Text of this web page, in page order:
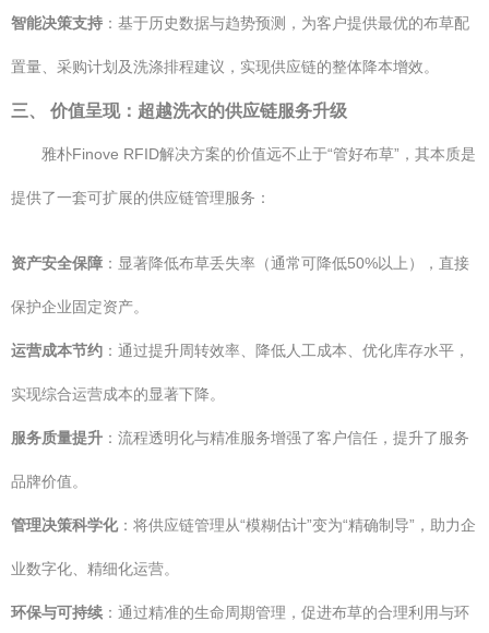
智能决策支持 ：基于历史数据与趋势预测，为客户提供最优的布草配
置量、采购计划及洗涤排程建议，实现供应链的整体降本增效。
三、 价值呈现：超越洗衣的供应链服务升级
雅朴Finove RFID解决方案的价值远不止于“管好布草”，其本质是
提供了一套可扩展的供应链管理服务：
资产安全保障 ：显著降低布草丢失率（通常可降低50%以上），直接
保护企业固定资产。
运营成本节约 ：通过提升周转效率、降低人工成本、优化库存水平，
实现综合运营成本的显著下降。
服务质量提升 ：流程透明化与精准服务增强了客户信任，提升了服务
品牌价值。
管理决策科学化：将供应链管理从“模糊估计”变为“精确制导”，助力企
业数字化、精细化运营。
环保与可持续 ：通过精准的生命周期管理，促进布草的合理利用与环